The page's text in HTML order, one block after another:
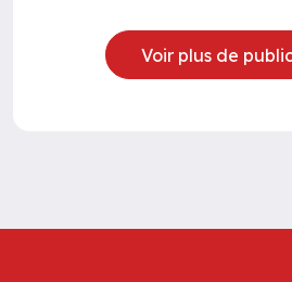
Voir plus de